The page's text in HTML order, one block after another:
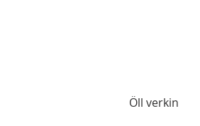
Öll verkin